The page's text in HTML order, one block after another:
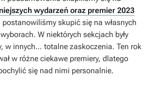
wydarzeń oraz premier 2023
postanowiliśmy skupić się na własnych
W niektórych sekcjach były
w innych… totalne zaskoczenia. Ten rok
w różne ciekawe premiery, dlatego
się nad nimi personalnie.